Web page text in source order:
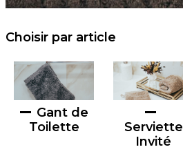
Choisir par article
Gant de
Toilette
Serviette
Invité